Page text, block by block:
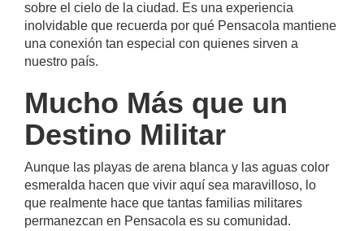
sobre el cielo de la ciudad. Es una experiencia
inolvidable que recuerda por qué Pensacola mantiene
una conexión tan especial con quienes sirven a
nuestro país.
Mucho Más que un
Destino Militar
Aunque las playas de arena blanca y las aguas color
esmeralda hacen que vivir aquí sea maravilloso, lo
que realmente hace que tantas familias militares
permanezcan en Pensacola es su comunidad.